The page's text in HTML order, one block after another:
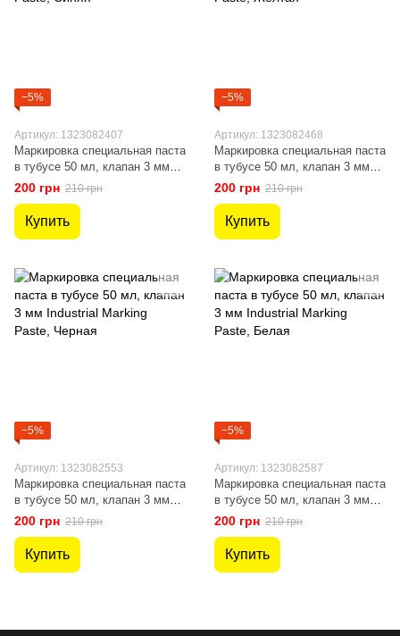
−5%
Артикул: 1323082407
Маркировка специальная паста
в тубусе 50 мл, клапан 3 мм
Industrial Marking Paste, Синяя
200 грн 210 грн
Купить
−5%
Артикул: 1323082468
Маркировка специальная паста
в тубусе 50 мл, клапан 3 мм
Industrial Marking Paste,
Желтая
200 грн 210 грн
Купить
−5%
Артикул: 1323082553
Маркировка специальная паста
в тубусе 50 мл, клапан 3 мм
Industrial Marking Paste,
Черная
200 грн 210 грн
Купить
−5%
Артикул: 1323082587
Маркировка специальная паста
в тубусе 50 мл, клапан 3 мм
Industrial Marking Paste, Белая
200 грн 210 грн
Купить